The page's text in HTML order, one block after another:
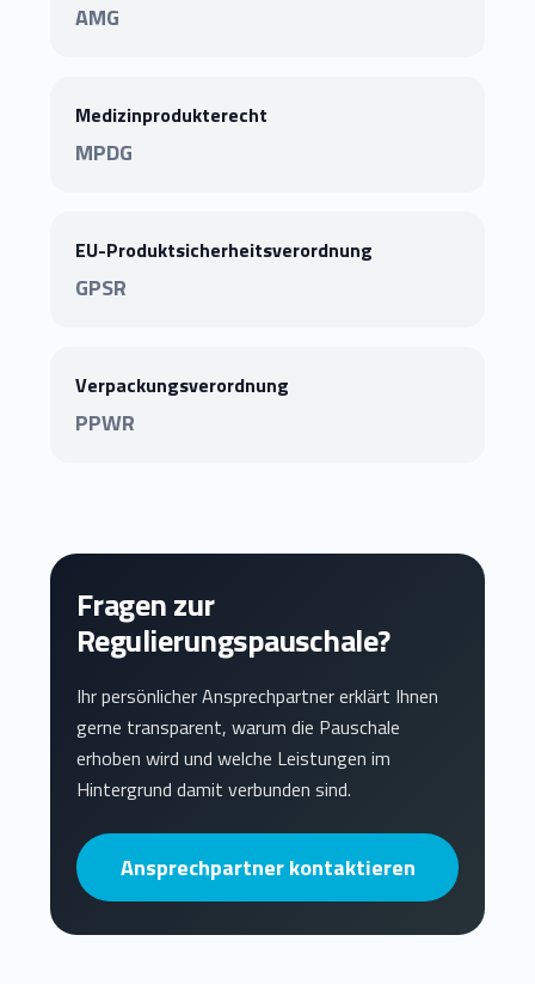
AMG
Medizinprodukterecht
MPDG
EU-Produktsicherheitsverordnung
GPSR
Verpackungsverordnung
PPWR
Fragen zur
Regulierungspauschale?
Ihr persönlicher Ansprechpartner erklärt Ihnen
gerne transparent, warum die Pauschale
erhoben wird und welche Leistungen im
Hintergrund damit verbunden sind.
Ansprechpartner kontaktieren